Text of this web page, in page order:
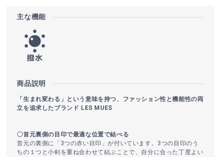
主な機能
商品説明
「生まれ変わる」という意味を持つ、ファッション性と機能性の両
立を追求したブランド LES MUES
〇首元裏側の目印で最適な位置で結べる
首元の裏側に「3つの赤い目印」が付いています。3つの目印のう
ちの１つと小剣を重ね合わせて結ぶことで、自分に合った丁度よい